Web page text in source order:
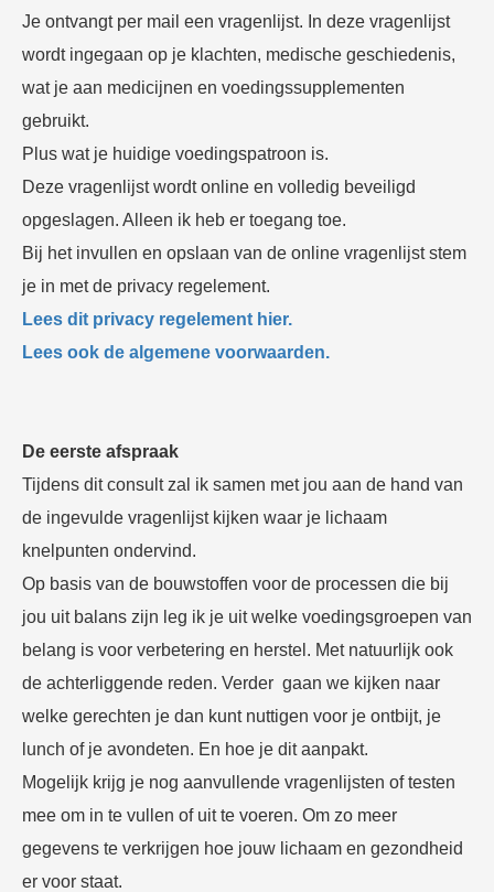
Je ontvangt per mail een vragenlijst. In deze vragenlijst
wordt ingegaan op je klachten, medische geschiedenis,
wat je aan medicijnen en voedingssupplementen
gebruikt.
Plus wat je huidige voedingspatroon is.
Deze vragenlijst wordt online en volledig beveiligd
opgeslagen. Alleen ik heb er toegang toe.
Bij het invullen en opslaan van de online vragenlijst stem
je in met de privacy regelement.
Lees dit privacy regelement hier.
Lees ook de algemene voorwaarden.
De eerste afspraak
Tijdens dit consult zal ik samen met jou aan de hand van
de ingevulde vragenlijst kijken waar je lichaam
knelpunten ondervind.
Op basis van de bouwstoffen voor de processen die bij
jou uit balans zijn leg ik je uit welke voedingsgroepen van
belang is voor verbetering en herstel. Met natuurlijk ook
de achterliggende reden. Verder gaan we kijken naar
welke gerechten je dan kunt nuttigen voor je ontbijt, je
lunch of je avondeten. En hoe je dit aanpakt.
Mogelijk krijg je nog aanvullende vragenlijsten of testen
mee om in te vullen of uit te voeren. Om zo meer
gegevens te verkrijgen hoe jouw lichaam en gezondheid
er voor staat.
van
te
de
Hierdoor